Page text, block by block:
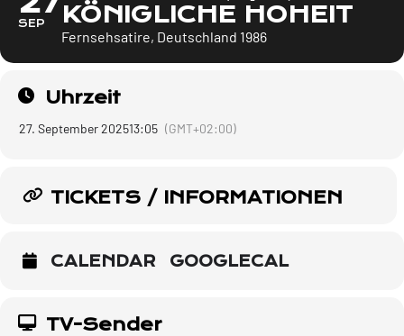
SEP
KÖNIGLICHE HOHEIT
Fernsehsatire, Deutschland 1986
Uhrzeit
27. September 202513:05 (GMT+02:00)
TICKETS / INFORMATIONEN
CALENDAR GOOGLECAL
TV-Sender